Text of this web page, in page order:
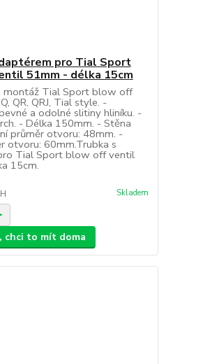
pro Tial Sport
51mm - délka 15cm
montáž Tial Sport blow off
QR, QRJ, Tial style. -
a odolné slitiny hliníku. -
- Délka 150mm. - Stěna
průměr otvoru: 48mm. -
otvoru: 60mm.Trubka s
Tial Sport blow off ventil
15cm.
Skladem
chci to mít doma